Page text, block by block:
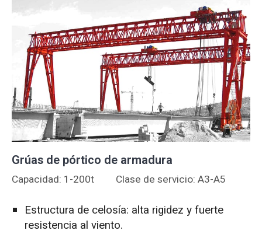
Grúas de pórtico de armadura
Capacidad: 1-200t Clase de servicio: A3-A5
Estructura de celosía: alta rigidez y fuerte
resistencia al viento.